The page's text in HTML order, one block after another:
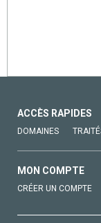
ACCÈS RAPIDES
DOMAINES
MON COMPTE
CRÉER UN COMPTE